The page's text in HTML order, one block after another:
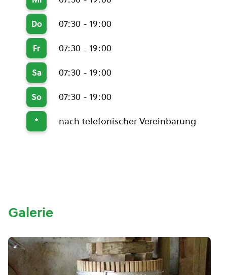
Do 07:30 - 19:00
Fr 07:30 - 19:00
Sa 07:30 - 19:00
So 07:30 - 19:00
* nach telefonischer Vereinbarung
Galerie